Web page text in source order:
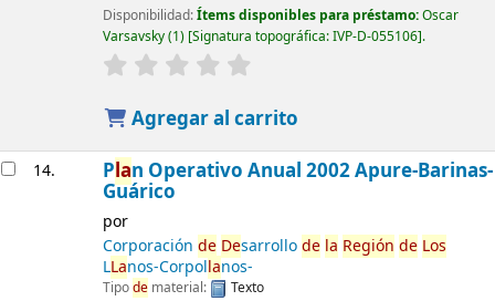
Disponibilidad:Ítems disponibles para préstamo:Oscar
Varsavsky(1) Signatura topográfica:IVP-D-055106 .
Agregar al carrito
14. Plan Operativo Anual 2002 Apure-Barinas-
Guárico
por
Corporación de Desarrollode la Región de Los
LLanos-Corpollanos-
Tipodematerial:
Texto